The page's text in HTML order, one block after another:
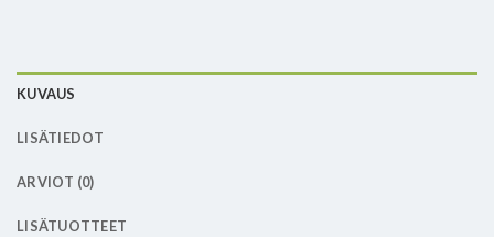
KUVAUS
LISÄTIEDOT
ARVIOT (0)
LISÄTUOTTEET